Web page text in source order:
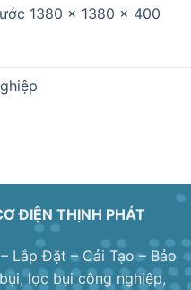
1380 x 1380 x 400
ĐIỆN THỊNH PHÁT
Lắp Đặt – Cải Tạo – Bảo
lọc bụi công nghiệp,